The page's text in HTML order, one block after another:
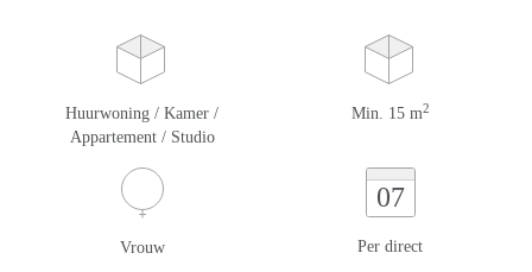
Huurwoning / Kamer /
Appartement / Studio
Min. 15 m2
Vrouw
07
Per direct